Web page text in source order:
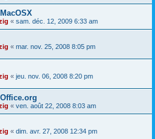
« sam. déc. 12, 2009 6:33 am
« mar. nov. 25, 2008 8:05 pm
« jeu. nov. 06, 2008 8:20 pm
« ven. août 22, 2008 8:03 am
« dim. avr. 27, 2008 12:34 pm